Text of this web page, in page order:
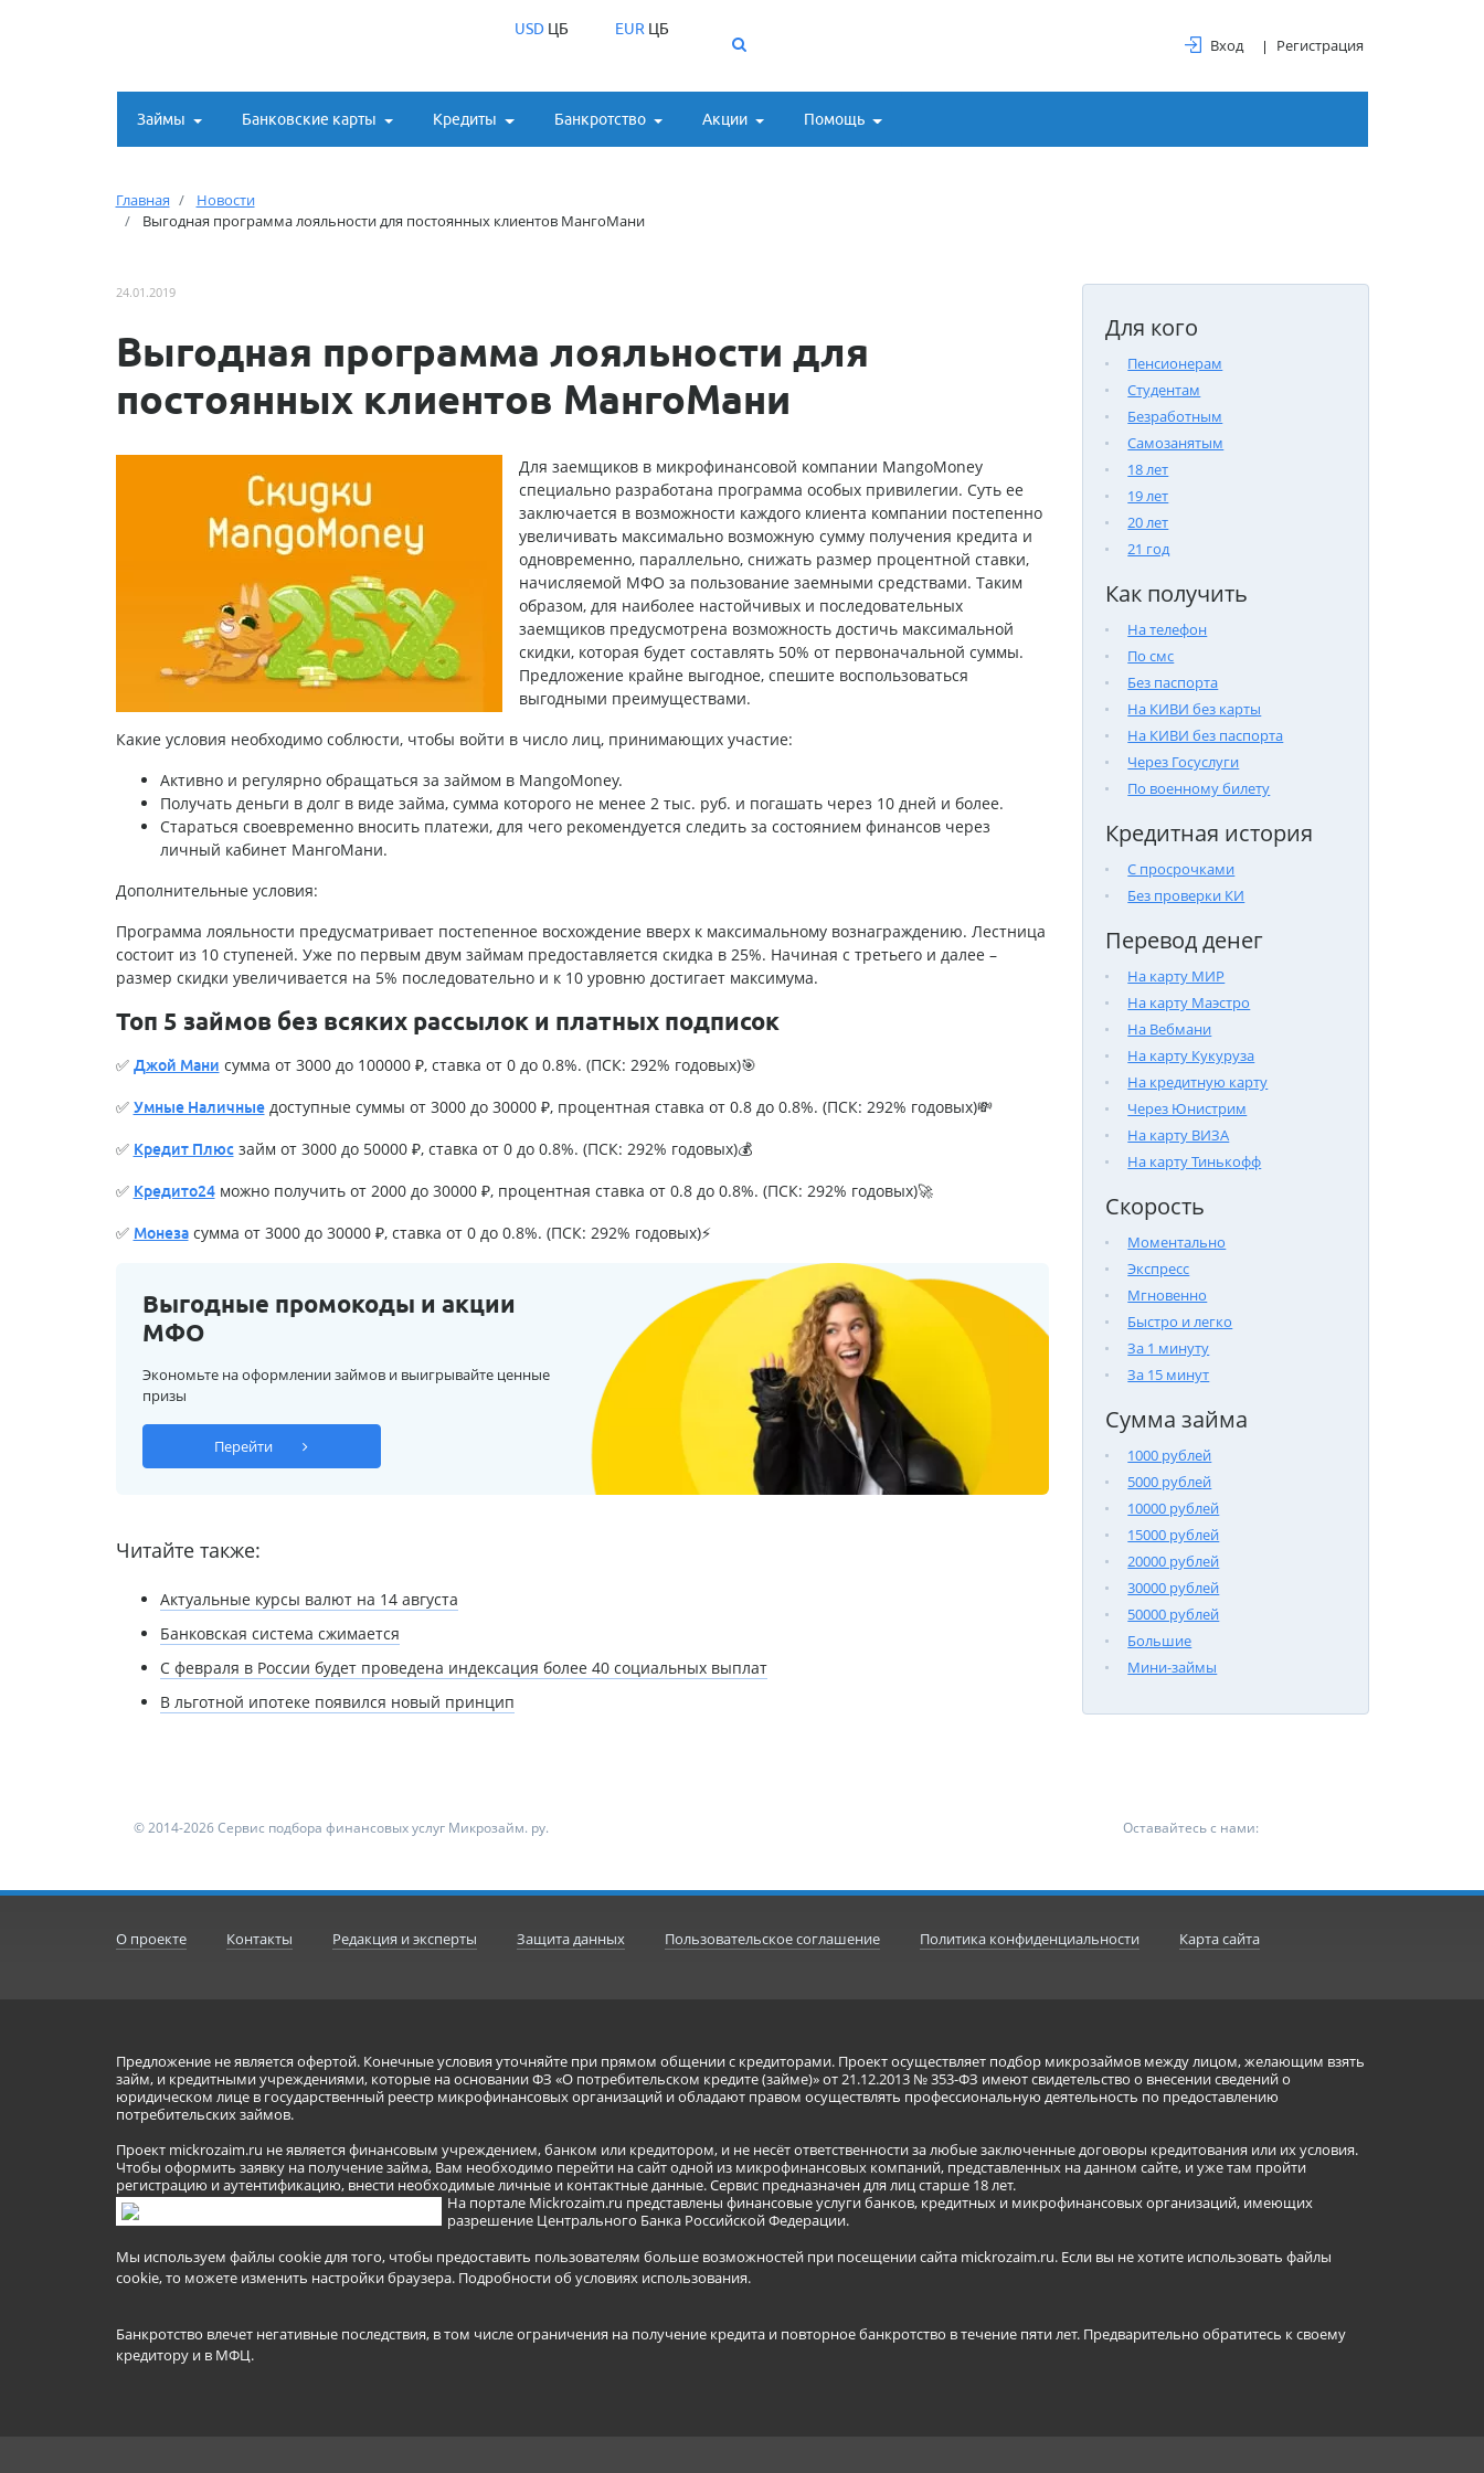
USDЦБ EUR ЦБ
Вход Регистрация
Займы Банковские карты Кредиты Банкротство Акции Помощь
Главная
Новости
Выгодная программа лояльности для постоянных клиентов МангоМани
Для кого
Пенсионерам
Студентам
Безработным
Самозанятым
18 лет
19 лет
20 лет
21 год
Как получить
На телефон
По смс
Без паспорта
На КИВИ без карты
На КИВИ без паспорта
Через Госуслуги
По военному билету
Кредитная история
С просрочками
Без проверки КИ
Перевод денег
На карту МИР
На карту Маэстро
На Вебмани
На карту Кукуруза
На кредитную карту
Через Юнистрим
На карту ВИЗА
На карту Тинькофф
Скорость
Моментально
Экспресс
Мгновенно
Быстро и легко
За 1 минуту
За 15 минут
Сумма займа
1000 рублей
5000 рублей
10000 рублей
15000 рублей
20000 рублей
30000 рублей
50000 рублей
Большие
Мини-займы
24.01.2019
Выгодная программа лояльности для
постоянных клиентов МангоМани
Для заемщиков в микрофинансовой компании MangoMoney
специально разработана программа особых привилегии. Суть ее
заключается в возможности каждого клиента компании постепенно
увеличивать максимально возможную сумму получения кредита и
одновременно, параллельно, снижать размер процентной ставки,
начисляемой МФО за пользование заемными средствами. Таким
образом, для наиболее настойчивых и последовательных
заемщиков предусмотрена возможность достичь максимальной
скидки, которая будет составлять 50% от первоначальной суммы.
Предложение крайне выгодное, спешите воспользоваться
выгодными преимуществами.
Какие условия необходимо соблюсти, чтобы войти в число лиц, принимающих участие:
Активно и регулярно обращаться за займом в MangoMoney.
Получать деньги в долг в виде займа, сумма которого не менее 2 тыс. руб. и погашать через 10 дней и более.
Стараться своевременно вносить платежи, для чего рекомендуется следить за состоянием финансов через
личный кабинет МангоМани.
Дополнительные условия:
Программа лояльности предусматривает постепенное восхождение вверх к максимальному вознаграждению. Лестница
состоит из 10 ступеней. Уже по первым двум займам предоставляется скидка в 25%. Начиная с третьего и далее –
размер скидки увеличивается на 5% последовательно и к 10 уровню достигает максимума.
Топ 5 займов без всяких рассылок и платных подписок
✅ Джой Мани сумма от 3000 до 100000 ₽, ставка от 0 до 0.8%. (ПСК: 292% годовых)🎯
✅ Умные Наличныедоступные суммы от 3000 до 30000 ₽, процентная ставка от 0.8 до 0.8%. (ПСК: 292% годовых)💸
✅ Кредит Плюсзайм от 3000 до 50000 ₽, ставка от 0 до 0.8%. (ПСК: 292% годовых)💰
✅ Кредито24можно получить от 2000 до 30000 ₽, процентная ставка от 0.8 до 0.8%. (ПСК: 292% годовых)🚀
✅ Монезасумма от 3000 до 30000 ₽, ставка от 0 до 0.8%. (ПСК: 292% годовых)⚡
Выгодные промокоды и акции
МФО
Экономьте на оформлении займов и выигрывайте ценные
призы
Перейти
Читайте также:
Актуальные курсы валют на 14 августа
Банковская система сжимается
С февраля в России будет проведена индексация более 40 социальных выплат
В льготной ипотеке появился новый принцип
© 2014-2026 Сервис подбора финансовых услуг Микрозайм. ру. Оставайтесь с нами:
О проекте Контакты Редакция и эксперты Защита данных Пользовательское соглашение Политика конфиденциальности Карта сайта
Предложение не является офертой. Конечные условия уточняйте при прямом общении с кредиторами. Проект осуществляет подбор микрозаймов между лицом, желающим взять
займ, и кредитными учреждениями, которые на основании ФЗ «О потребительском кредите (займе)» от 21.12.2013 № 353-ФЗ имеют свидетельство о внесении сведений о
юридическом лице в государственный реестр микрофинансовых организаций и обладают правом осуществлять профессиональную деятельность по предоставлению
потребительских займов.
Проект mickrozaim.ru не является финансовым учреждением, банком или кредитором, и не несёт ответственности за любые заключенные договоры кредитования или их условия.
Чтобы оформить заявку на получение займа, Вам необходимо перейти на сайт одной из микрофинансовых компаний, представленных на данном сайте, и уже там пройти
регистрацию и аутентификацию, внести необходимые личные и контактные данные. Сервис предназначен для лиц старше 18 лет.
На портале Mickrozaim.ru представлены финансовые услуги банков, кредитных и микрофинансовых организаций, имеющих
разрешение Центрального Банка Российской Федерации.
Мы используем файлы cookie для того, чтобы предоставить пользователям больше возможностей при посещении сайта mickrozaim.ru. Если вы не хотите использовать файлы
cookie, то можете изменить настройки браузера. Подробности об условиях использования.
Банкротство влечет негативные последствия, в том числе ограничения на получение кредита и повторное банкротство в течение пяти лет. Предварительно обратитесь к своему
кредитору и в МФЦ.